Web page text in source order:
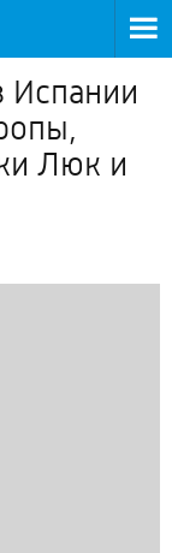
Испании
Люк и